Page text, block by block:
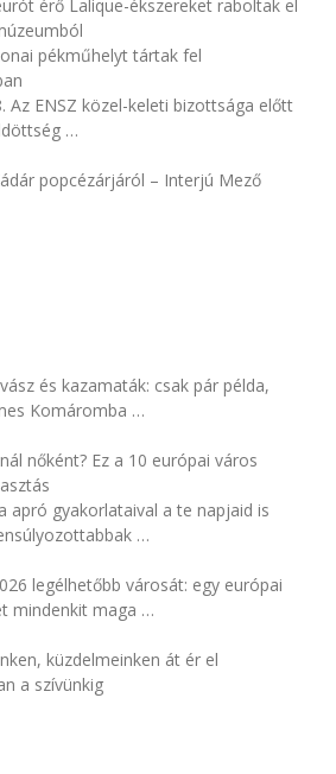
érő Lalique-ékszereket raboltak el
pékműhelyt tártak fel
Az ENSZ közel-keleti bizottsága előtt
…
popcézárjáról – Interjú Mező
és kazamaták: csak pár példa,
Komáromba …
nőként? Ez a 10 európai város
apró gyakorlataival a te napjaid is
…
legélhetőbb városát: egy európai
mindenkit maga …
küzdelmeinken át ér el
a szívünkig